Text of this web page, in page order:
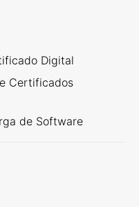
Digital
Certificados
de Software